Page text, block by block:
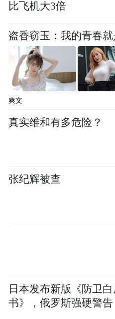
道沿途所蕴含的文化
得舒适，跑得舒心，
奔跑”的心流状态。
比飞机大3倍
盗香窃玉：我的青春
爽文
真实维和有多危险？
张纪辉被查
日本发布新版《防卫白
书》，俄罗斯强硬警告